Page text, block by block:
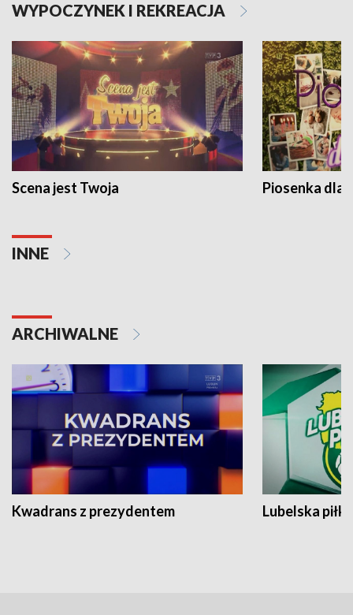
WYPOCZYNEK I REKREACJA
Scena jest Twoja Piosenka dla
INNE
ARCHIWALNE
Kwadrans z prezydentem Lubelska piłka